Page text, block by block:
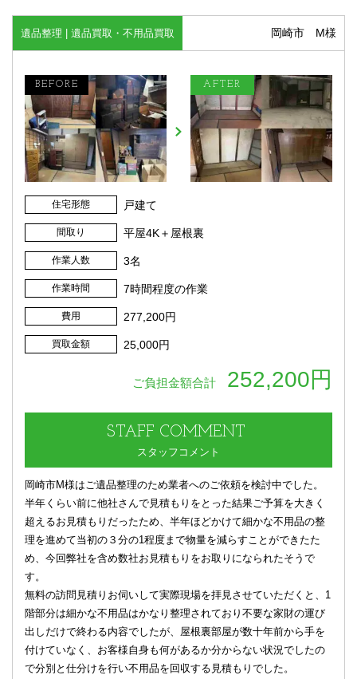
遺品整理 | 遺品買取・不用品買取 岡崎市 M様
住宅形態 戸建て
間取り 平屋4K＋屋根裏
作業人数 3名
作業時間 7時間程度の作業
費用 277,200円
買取金額 25,000円
ご負担金額合計 252,200円
STAFF COMMENT
スタッフコメント
岡崎市M様はご遺品整理のため業者へのご依頼を検討中でした。
半年くらい前に他社さんで見積もりをとった結果ご予算を大きく
超えるお見積もりだったため、半年ほどかけて細かな不用品の整
理を進めて当初の３分の1程度まで物量を減らすことができたた
め、今回弊社を含め数社お見積もりをお取りになられたそうで
す。
無料の訪問見積りお伺いして実際現場を拝見させていただくと、1
階部分は細かな不用品はかなり整理されており不要な家財の運び
出しだけで終わる内容でしたが、屋根裏部屋が数十年前から手を
付けていなく、お客様自身も何があるか分からない状況でしたの
で分別と仕分けを行い不用品を回収する見積もりでした。